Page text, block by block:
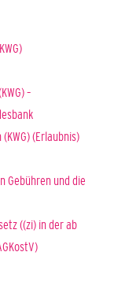
–
(Erlaubnis)
Gebühren und die
((zi) in der ab